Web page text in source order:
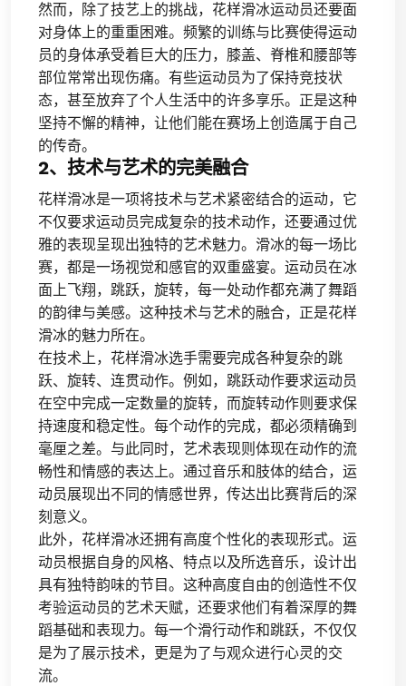
然而，除了技艺上的挑战，花样滑冰运动员还要面
对身体上的重重困难。频繁的训练与比赛使得运动
员的身体承受着巨大的压力，膝盖、脊椎和腰部等
部位常常出现伤痛。有些运动员为了保持竞技状
态，甚至放弃了个人生活中的许多享乐。正是这种
坚持不懈的精神，让他们能在赛场上创造属于自己
的传奇。
2、技术与艺术的完美融合
花样滑冰是一项将技术与艺术紧密结合的运动，它
不仅要求运动员完成复杂的技术动作，还要通过优
雅的表现呈现出独特的艺术魅力。滑冰的每一场比
赛，都是一场视觉和感官的双重盛宴。运动员在冰
面上飞翔，跳跃，旋转，每一处动作都充满了舞蹈
的韵律与美感。这种技术与艺术的融合，正是花样
滑冰的魅力所在。
在技术上，花样滑冰选手需要完成各种复杂的跳
跃、旋转、连贯动作。例如，跳跃动作要求运动员
在空中完成一定数量的旋转，而旋转动作则要求保
持速度和稳定性。每个动作的完成，都必须精确到
毫厘之差。与此同时，艺术表现则体现在动作的流
畅性和情感的表达上。通过音乐和肢体的结合，运
动员展现出不同的情感世界，传达出比赛背后的深
刻意义。
此外，花样滑冰还拥有高度个性化的表现形式。运
动员根据自身的风格、特点以及所选音乐，设计出
具有独特韵味的节目。这种高度自由的创造性不仅
考验运动员的艺术天赋，还要求他们有着深厚的舞
蹈基础和表现力。每一个滑行动作和跳跃，不仅仅
是为了展示技术，更是为了与观众进行心灵的交
流。